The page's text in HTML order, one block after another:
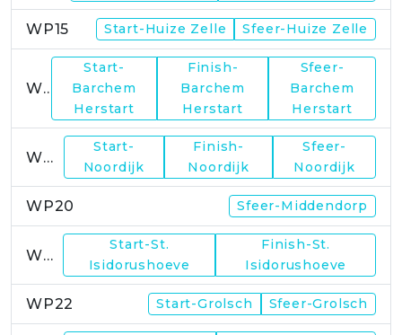
WP15 Start-Huize Zelle Sfeer-Huize Zelle
WP17
Start-
Barchem
Herstart
Finish-
Barchem
Herstart
Sfeer-
Barchem
Herstart
WP19
Start-
Noordijk
Finish-
Noordijk
Sfeer-
Noordijk
WP20 Sfeer-Middendorp
WP21
Start-St.
Isidorushoeve
Finish-St.
Isidorushoeve
WP22 Start-Grolsch Sfeer-Grolsch